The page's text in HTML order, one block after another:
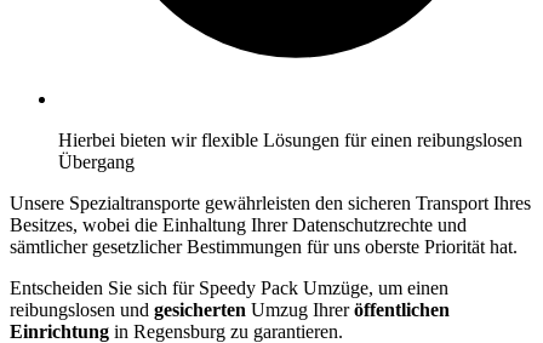
Hierbei bieten wir flexible Lösungen für einen reibungslosen
Übergang
Unsere Spezialtransporte gewährleisten den sicheren Transport Ihres
Besitzes, wobei die Einhaltung Ihrer Datenschutzrechte und
sämtlicher gesetzlicher Bestimmungen für uns oberste Priorität hat.
Entscheiden Sie sich für Speedy Pack Umzüge, um einen
reibungslosen und gesicherten Umzug Ihreröffentlichen
Einrichtung in Regensburg zu garantieren.